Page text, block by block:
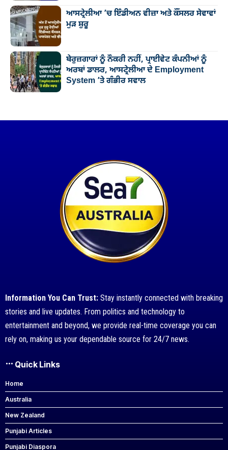
ਆਸਟ੍ਰੇਲੀਆ ’ਚ ਇੰਡੀਅਨ ਵੀਜ਼ਾ ਅਤੇ ਕੌਂਸਲਰ ਸੇਵਾਵਾਂ
ਮੁੜ ਸ਼ੁਰੂ
ਬੇਰੁਜ਼ਗਾਰਾਂ ਨੂੰ ਨੌਕਰੀ ਨਹੀਂ, ਪ੍ਰਾਈਵੇਟ ਕੰਪਨੀਆਂ ਨੂੰ
ਅਰਬਾਂ ਡਾਲਰ, ਆਸਟ੍ਰੇਲੀਆ ਦੇ Employment
System ’ਤੇ ਗੰਭੀਰ ਸਵਾਲ
Information You Can Trust: Stay instantly connected with breaking
stories and live updates. From politics and technology to
entertainment and beyond, we provide real-time coverage you can
rely on, making us your dependable source for 24/7 news.
Quick Links
Home
Australia
New Zealand
Punjabi Articles
Punjabi Diaspora